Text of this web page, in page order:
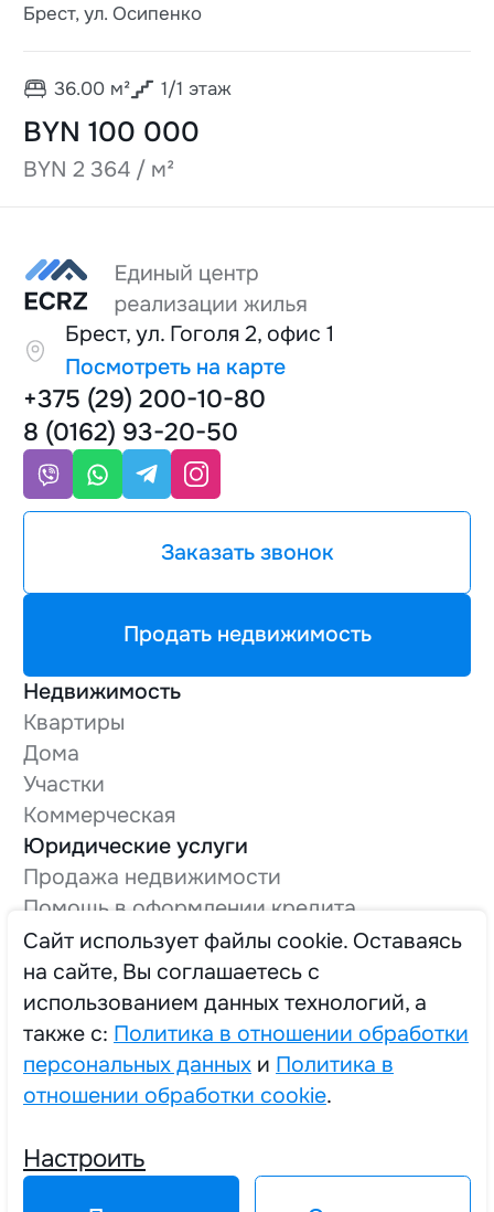
Брест, ул. Осипенко
36.00м² 1/1 этаж
BYN 100 000
BYN 2 364 / м²
Брест, ул. Гоголя 2, офис 1
Посмотреть на карте
Недвижимость
Квартиры
Дома
Участки
Коммерческая
Юридические услуги
Продажа недвижимости
Помощь в оформлении кредита
Оформление технической документации
Вывод в нежилой фонд
О компании
Трудоустройство
+375 (29) 200-10-80
8 (0162) 93-20-50
Заказать звонок
Продать недвижимость
Политика в отношении обработки персональных данных
Cайт использует файлы cookie. Оставаясь
на сайте, Вы соглашаетесь с
использованием данных технологий, а
также с: Политика в отношении обработки
персональных данных и Политика в
отношении обработки cookie.
Настроить